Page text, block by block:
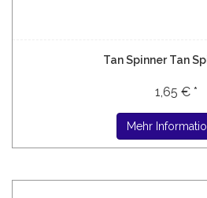
Tan Spinner Tan
1,65 € *
Mehr